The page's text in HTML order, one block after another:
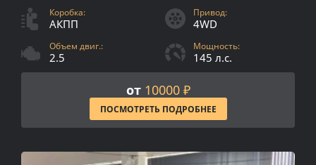
Коробка:
АКПП
Привод:
4WD
Объем двиг.:
2.5
Мощность:
145 л.с.
от 10000 ₽
ПОСМОТРЕТЬ ПОДРОБНЕЕ